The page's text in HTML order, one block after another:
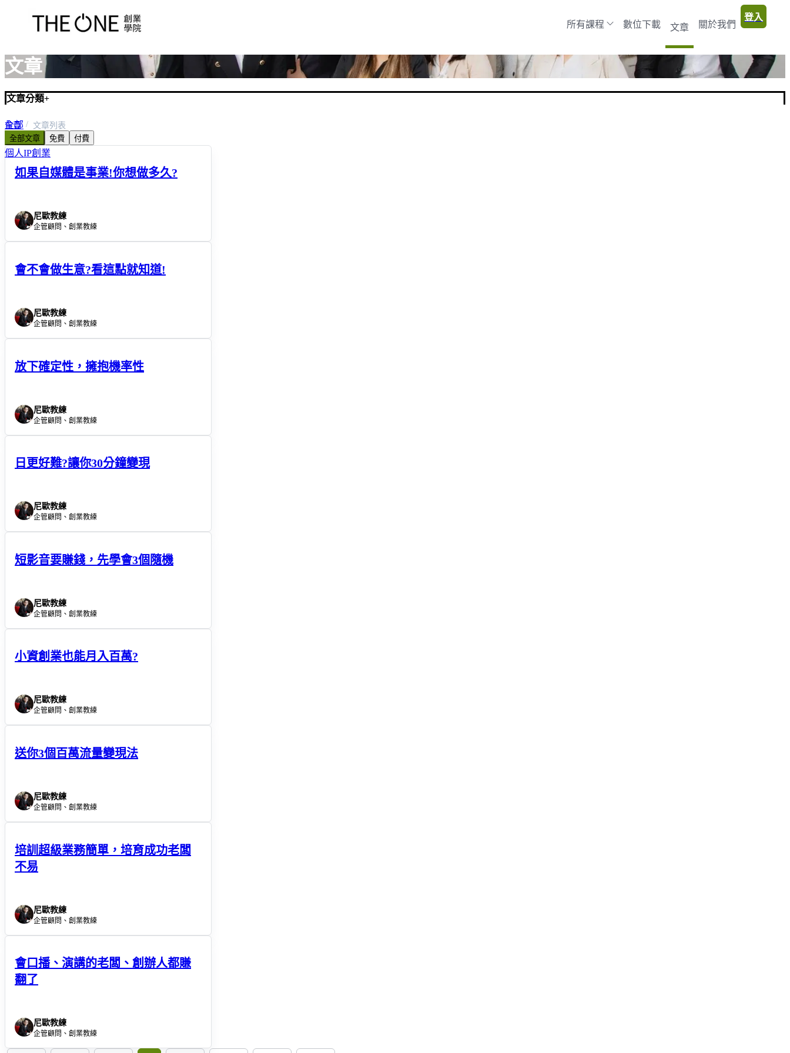
所有課程 數位下載 文章 關於我們
登入
文章
文章分類+
全部
關於我們
個人IP創業
首頁
文章列表
全部文章
免費 付費
如果自媒體是事業!你想做多久?
尼歐教練
企管顧問、創業教練
會不會做生意?看這點就知道!
尼歐教練
企管顧問、創業教練
放下確定性，擁抱機率性
尼歐教練
企管顧問、創業教練
日更好難?讓你30分鐘變現
尼歐教練
企管顧問、創業教練
短影音要賺錢，先學會3個隨機
尼歐教練
企管顧問、創業教練
小資創業也能月入百萬?
尼歐教練
企管顧問、創業教練
送你3個百萬流量變現法
尼歐教練
企管顧問、創業教練
培訓超級業務簡單，培育成功老闆
不易
尼歐教練
企管顧問、創業教練
會口播、演講的老闆、創辦人都賺
翻了
尼歐教練
企管顧問、創業教練